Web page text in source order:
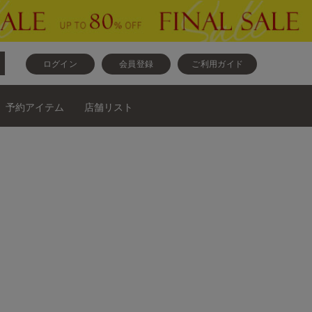
ログイン 会員登録 ご利用ガイド
予約アイテム 店舗リスト